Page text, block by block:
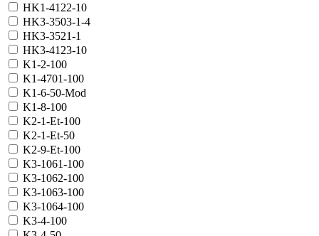
HK1-4122-10
HK3-3503-1-4
HK3-3521-1
HK3-4123-10
K1-2-100
K1-4701-100
K1-6-50-Mod
K1-8-100
K2-1-Et-100
K2-1-Et-50
K2-9-Et-100
K3-1061-100
K3-1062-100
K3-1063-100
K3-1064-100
K3-4-100